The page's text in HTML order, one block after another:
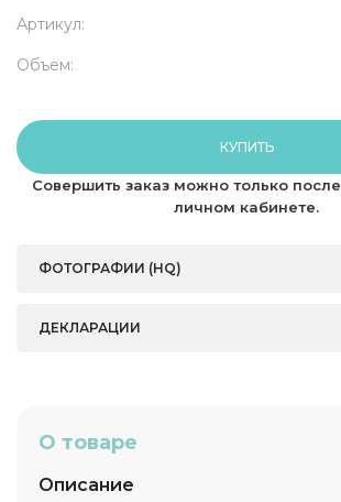
Артикул:
Объем:
КУПИТЬ
Совершить заказ можно только после
личном кабинете.
ФОТОГРАФИИ (HQ)
ДЕКЛАРАЦИИ
О товаре
Описание